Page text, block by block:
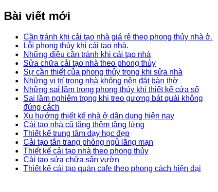
Bài viết mới
Cần tránh khi cải tạo nhà giá rẻ theo phong thủy nhà ở.
Lỗi phong thủy khi cải tạo nhà.
Những điều cần tránh khi cải tạo nhà
Sửa chữa cải tạo nhà theo phong thủy
Sự cần thiết của phong thủy trong khi sửa nhà
Những vị trí trong nhà không nên đặt bàn thờ
Những sai lầm trong phong thủy khi thiết kế cửa sổ
Sai lầm nghiêm trọng khi treo gương bát quái không
đúng cách
Xu hướng thiết kế nhà ở dân dụng hiện nay
Cải tạo nhà cũ tăng thêm tầng lửng
Thiết kế trung tâm dạy học đẹp
Cải tạo tân trang phòng ngủ lãng mạn
Thiết kế cải tạo nhà theo phong thủy
Cải tạo sửa chữa sân vườn
Thiết kế cải tạo quán cafe theo phong cách hiện đại